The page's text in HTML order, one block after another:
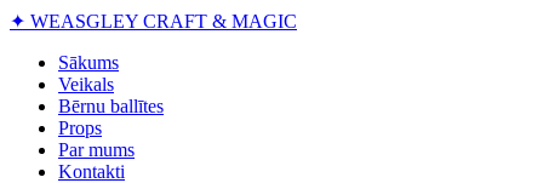
✦ WEASGLEY CRAFT & MAGIC
Sākums
Veikals
Bērnu ballītes
Props
Par mums
Kontakti